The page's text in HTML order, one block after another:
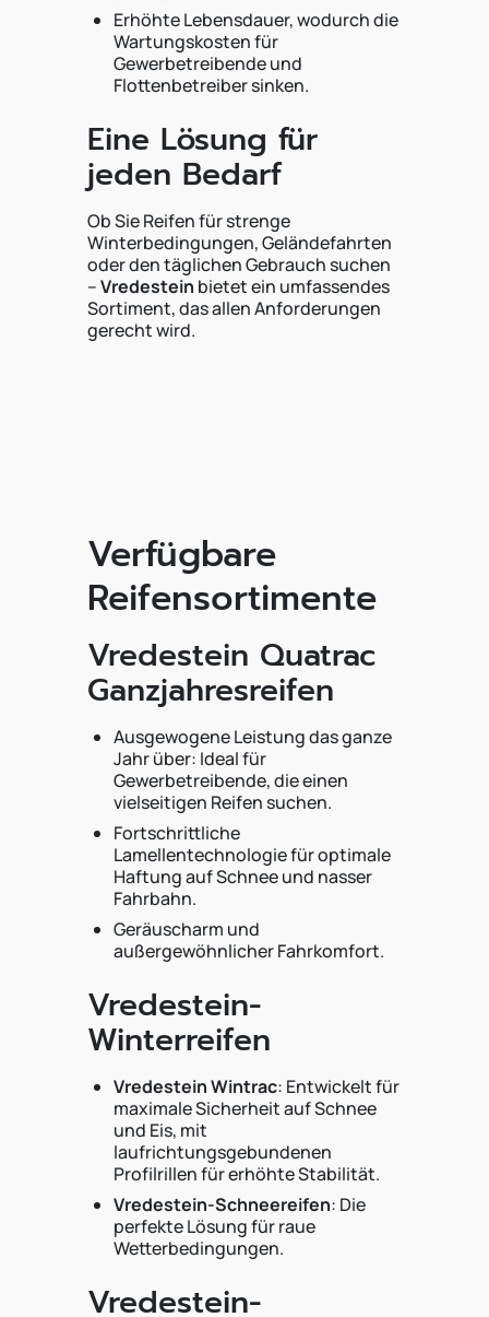
Erhöhte Lebensdauer, wodurch die
Wartungskosten für
Gewerbetreibende und
Flottenbetreiber sinken.
Eine Lösung für
jeden Bedarf
Ob Sie Reifen für strenge
Winterbedingungen, Geländefahrten
oder den täglichen Gebrauch suchen
–Vredestein bietet ein umfassendes
Sortiment, das allen Anforderungen
gerecht wird.
Verfügbare
Reifensortimente
Vredestein Quatrac
Ganzjahresreifen
Ausgewogene Leistung das ganze
Jahr über: Ideal für
Gewerbetreibende, die einen
vielseitigen Reifen suchen.
Fortschrittliche
Lamellentechnologie für optimale
Haftung auf Schnee und nasser
Fahrbahn.
Geräuscharm und
außergewöhnlicher Fahrkomfort.
Vredestein-
Winterreifen
Vredestein Wintrac: Entwickelt für
maximale Sicherheit auf Schnee
und Eis, mit
laufrichtungsgebundenen
Profilrillen für erhöhte Stabilität.
Vredestein-Schneereifen: Die
perfekte Lösung für raue
Wetterbedingungen.
Vredestein-